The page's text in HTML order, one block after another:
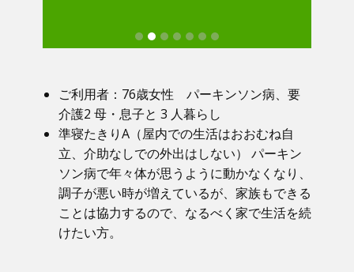
ご利用者：​76歳女性 パーキンソン病、要
介護2 母・息子と 3 人暮らし
準寝たきりA（屋内での生活はおおむね自
立、介助なしでの外出はしない） パーキン
ソン病で年々体が思うように動かなくなり、
調子が悪い時が増えているが、家族もできる
ことは協力するので、なるべく家で生活を続
けたい方。